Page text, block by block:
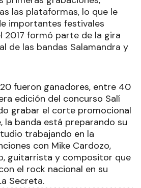
las plataformas, lo que le
importantes festivales
2017 formó parte de la gira
de las bandas Salamandra y
fueron ganadores, entre 40
edición del concurso Salí
grabar el corte promocional
la banda está preparando su
trabajando en la
con Mike Cardozo,
guitarrista y compositor que
el rock nacional en su
Secreta.